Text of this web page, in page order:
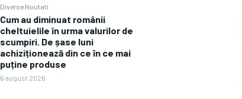
Diverse Noutati
Cum au diminuat românii
cheltuielile în urma valurilor de
scumpiri. De șase luni
achiziționează din ce în ce mai
puține produse
6 august 2026